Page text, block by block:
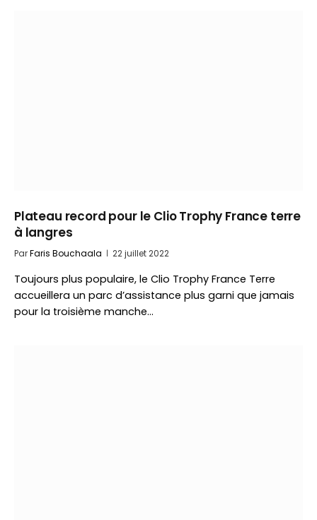
Plateau record pour le Clio Trophy France terre
à langres
ParFaris Bouchaala 22 juillet 2022
Toujours plus populaire, le Clio Trophy France Terre
accueillera un parc d’assistance plus garni que jamais
pour la troisième manche…